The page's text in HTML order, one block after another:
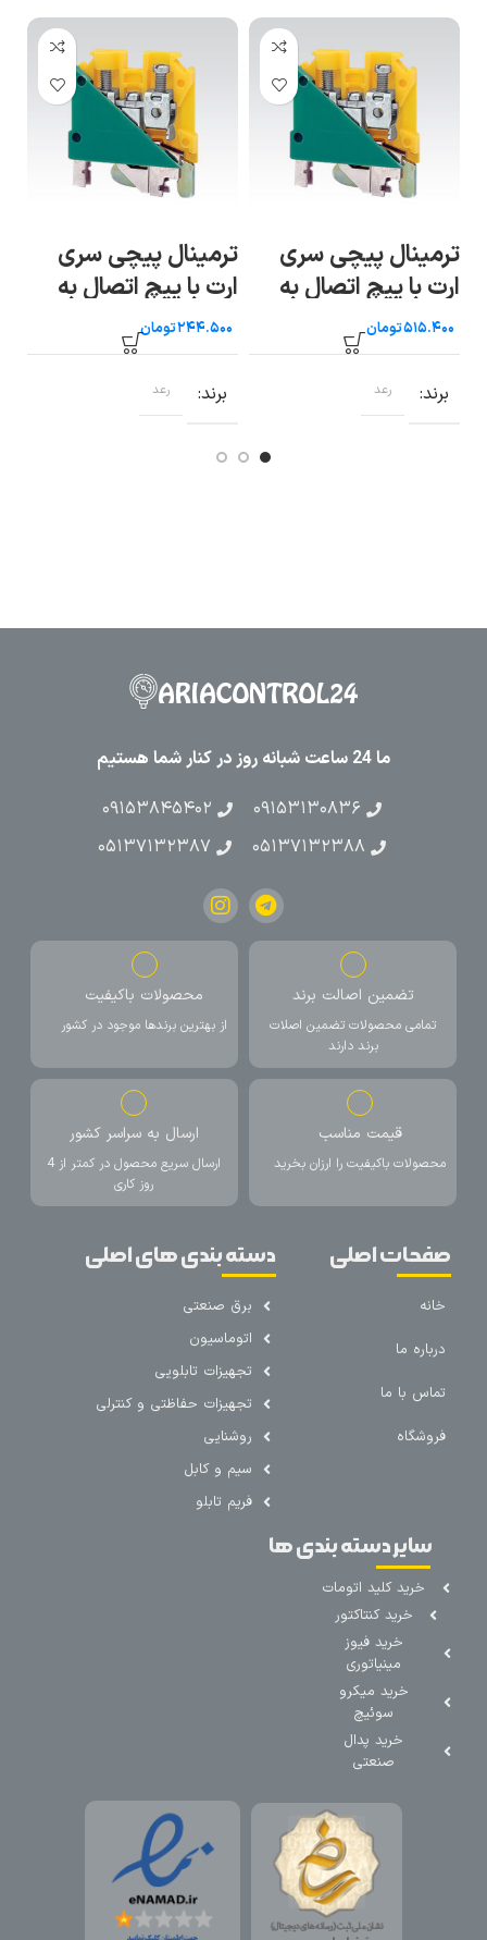
ترمینال پیچی سری
ارت با پیچ اتصال به
ریل سایز ۳۵ رعد
تومان
برند رعد
ترمینال پیچی سری
ارت با پیچ اتصال به
ریل سایز ۱۰ رعد
تومان
برند رعد
ما 24 ساعت شبانه روز در کنار شما هستیم
۰۹۱۵۳۱۳۰۸۳۶
۰۹۱۵۳۸۴۵۴۰۲
۰۵۱۳۷۱۳۲۳۸۸
۰۵۱۳۷۱۳۲۳۸۷
تضمین اصالت برند
تمامی محصولات تضمین اصلات
برند دارند
محصولات باکیفیت
از بهترین برندها موجود در کشور
قیمت مناسب
محصولات باکیفیت را ارزان بخرید
ارسال به سراسر کشور
ارسال سریع محصول در کمتر از 4
روز کاری
صفحات اصلی
خانه
درباره ما
تماس با ما
فروشگاه
دسته بندی های اصلی
برق صنعتی
اتوماسیون
تجهیزات تابلویی
تجهیزات حفاظتی و کنترلی
روشنایی
سیم و کابل
فریم تابلو
سایر دسته بندی ها
خرید کلید اتومات
خرید کنتاکتور
خرید فیوز
مینیاتوری
خرید میکرو
سوئیچ
خرید پدال
صنعتی